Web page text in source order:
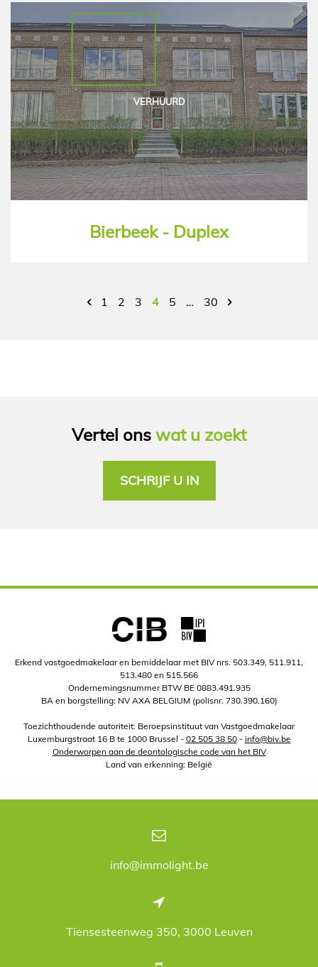
VERHUURD
Bierbeek - Duplex
1 2 3 4 5 … 30
Vertel ons wat u zoekt
SCHRIJF U IN
Erkend vastgoedmakelaar en bemiddelaar met BIV nrs. 503.349, 511.911,
513.480 en 515.566
Ondernemingsnummer BTW BE 0883.491.935
BA en borgstelling: NV AXA BELGIUM (polisnr. 730.390.160)
Toezichthoudende autoriteit: Beroepsinstituut van Vastgoedmakelaar
Luxemburgstraat 16 B te 1000 Brussel - 02 505 38 50- info@biv.be
Onderworpen aan de deontologische code van het BIV
Land van erkenning: België
info@immolight.be
Tiensesteenweg 350, 3000 Leuven